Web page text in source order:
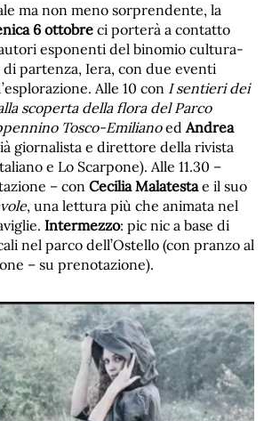
ma non meno sorprendente, la
6 ottobreci porterà a contatto
esponenti del binomio cultura-
partenza, Iera, con due eventi
Alle 10 con I sentieri dei
scoperta della flora del Parco
Tosco-EmilianoedAndrea
giornalista e direttore della rivista
e Lo Scarpone). Alle 11.30 –
– con Cecilia Malatestae il suo
, una lettura più che animata nel
Intermezzo: pic nic a base di
nel parco dell’Ostello (con pranzo al
– su prenotazione).